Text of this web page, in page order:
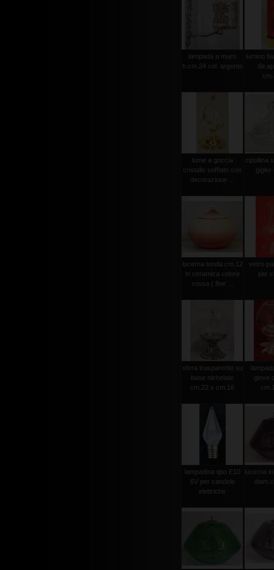
lampada a muro
h.cm.24 col. argento
lumino
da
lume a goccia
cristallo soffiato con
decorazione ...
cipollina
gigler
lucerna tonda cm.12
in ceramica colore
rossa ( fine ...
vetro
per
sfera trasparente su
base nichelate
cm.22 x cm.16
giove
lampadina tipo E10
6V per candele
elettriche
lucerna